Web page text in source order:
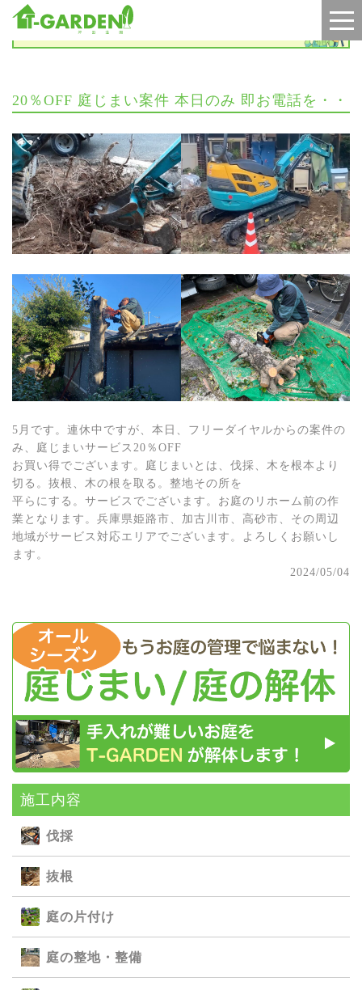
お知らせ
施⼯内容
伐採
抜根
庭の⽚付け
庭の整地・整備
20％OFF 庭じまい案件 本日のみ 即お電話を・・
5月です。連休中ですが、本日、フリーダイヤルからの案件の
み、庭じまいサービス20％OFF
お買い得でございます。庭じまいとは、伐採、木を根本より
切る。抜根、木の根を取る。整地その所を
平らにする。サービスでございます。お庭のリホーム前の作
業となります。兵庫県姫路市、加古川市、高砂市、その周辺
地域がサービス対応エリアでございます。よろしくお願いし
ます。
2024/05/04